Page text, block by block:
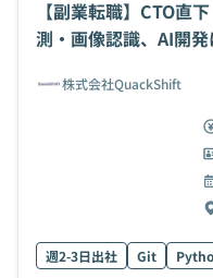
【副業転職】CTO直
測・画像認識、AI開発
株式会社QuackShift
週2-3日出社 Git